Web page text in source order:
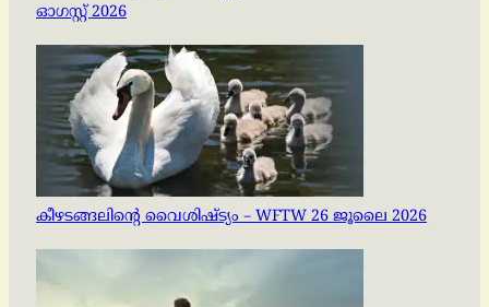
ഓഗസ്റ്റ് 2026
കീഴടങ്ങലിന്റെ വൈശിഷ്ട്യം – WFTW 26 ജൂലൈ 2026